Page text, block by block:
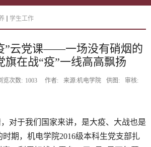
学生工作
”云党课——一场没有硝烟的
旗在战“疫”一线高高飘扬
览次数: 1003 作者: 来源:机电学院 供图: 审核:
于我们国家来讲，是大疫、大战也是
时期，机电学院2016级本科生党支部扎